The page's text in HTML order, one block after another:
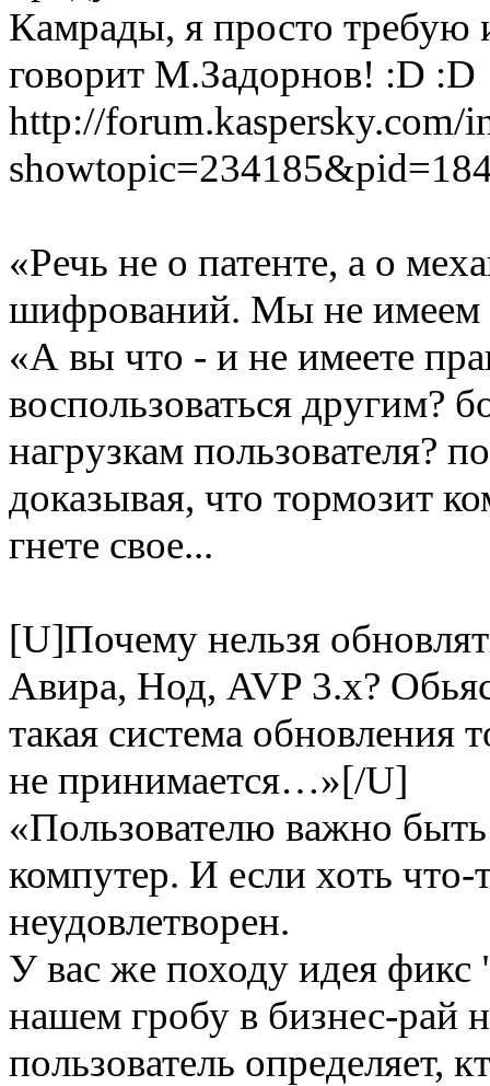
Камрады, я просто требую
говорит М.Задорнов! :D :D
http://forum.kaspersky.com/
«Речь не о патенте, а о
шифрований. Мы не имеем
«А вы что - и не имеете
воспользоваться другим?
нагрузкам пользователя?
доказывая, что тормозит
гнете свое...
[U]Почему нельзя
Авира, Нод, AVP 3.x?
такая система обновления
не принимается…»[/U]
«Пользователю важно
компутер. И если хоть
неудовлетворен.
У вас же походу идея фикс
нашем гробу в бизнес-рай
пользователь определяет,